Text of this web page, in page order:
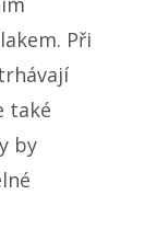
Při
také
by